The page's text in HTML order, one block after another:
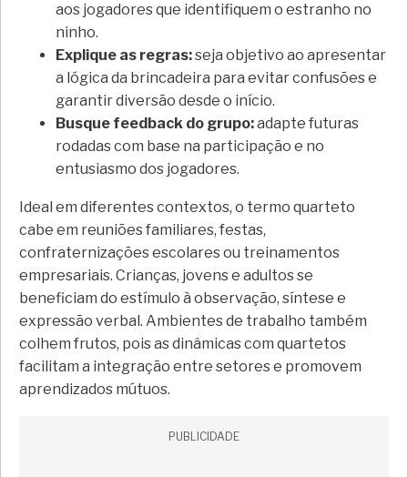
aos jogadores que identifiquem o estranho no
ninho.
Explique as regras:seja objetivo ao apresentar
a lógica da brincadeira para evitar confusões e
garantir diversão desde o início.
Busque feedback do grupo:adapte futuras
rodadas com base na participação e no
entusiasmo dos jogadores.
Ideal em diferentes contextos, o termo quarteto
cabe em reuniões familiares, festas,
confraternizações escolares ou treinamentos
empresariais. Crianças, jovens e adultos se
beneficiam do estímulo à observação, síntese e
expressão verbal. Ambientes de trabalho também
colhem frutos, pois as dinâmicas com quartetos
facilitam a integração entre setores e promovem
aprendizados mútuos.
PUBLICIDADE